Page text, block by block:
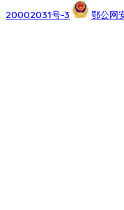
20002031号-3
鄂公网